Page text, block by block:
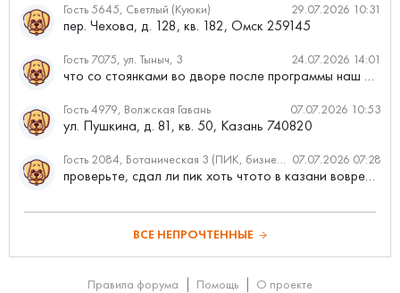
Гость 5645, Светлый (Куюки) 29.07.2026 10:31
пер. Чехова, д. 128, кв. 182, Омск 259145
Гость 7075, ул. Тыныч, 3 24.07.2026 14:01
что со стоянками во дворе после программы наш двор
Гость 4979, Волжская Гавань 07.07.2026 10:53
ул. Пушкина, д. 81, кв. 50, Казань 740820
Гость 2084, Ботаническая 3 (ПИК, бизнес-класс) 07.07.2026 07:28
проверьте, сдал ли пик хоть чтото в казани вовремя?
ВСЕ НЕПРОЧТЕННЫЕ
Правила форума Помощь О проекте